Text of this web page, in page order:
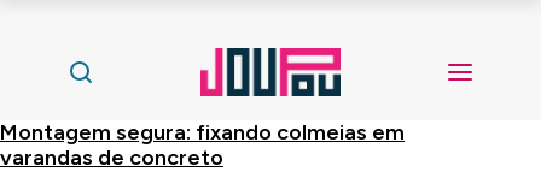
Montagem segura: fixando colmeias em
varandas de concreto